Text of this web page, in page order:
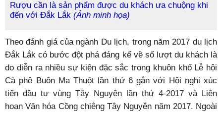
Rượu cần là sản phẩm được du khách ưa chuộng khi
đến với Đắk Lắk (Ảnh minh họa)
Theo đánh giá của ngành Du lịch, trong năm 2017 du lịch
Đắk Lắk có bước đột phá đáng kể về số lượt du khách là
do diễn ra nhiều sự kiện đặc sắc trong khuôn khổ Lễ hội
Cà phê Buôn Ma Thuột lần thứ 6 gắn với Hội nghị xúc
tiến đầu tư vùng Tây Nguyên lần thứ 4-2017 và Liên
hoan Văn hóa Cồng chiêng Tây Nguyên năm 2017. Ngoài